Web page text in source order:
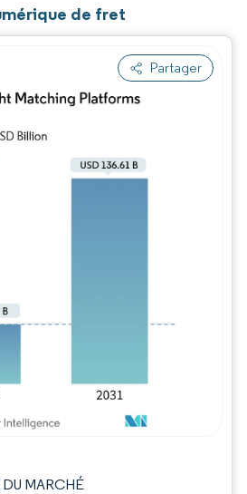
de fret
Partager
DU MARCHÉ